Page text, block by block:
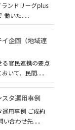
ランドリーグplus
働いた.....
企画（地域連
官民連携の要点
いて、民間.....
タ運用事例
運用事例 ご成約
い合わせ先.....